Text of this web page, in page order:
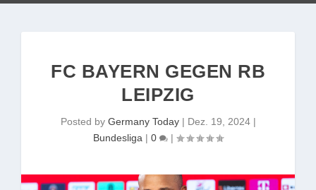
FC BAYERN GEGEN RB
LEIPZIG
Posted by Germany Today| Dez. 19, 2024|
Bundesliga | 0 |